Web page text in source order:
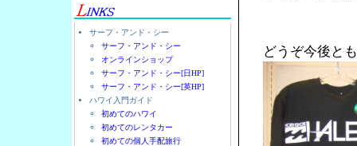
サーフ・アンド・シー
サーフ・アンド・シー
オンラインショップ
サーフ・アンド・シー[日HP]
サーフ・アンド・シー[英HP]
ハワイ入門ガイド
初めてのハワイ
初めてのレンタカー
初めての個人手配旅行
どうぞ今後と